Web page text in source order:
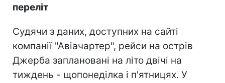
переліт
Судячи з даних, доступних на сайті
компанії "Авіачартер", рейси на острів
Джерба заплановані на літо двічі на
тиждень - щопонеділка і п'ятницях. У